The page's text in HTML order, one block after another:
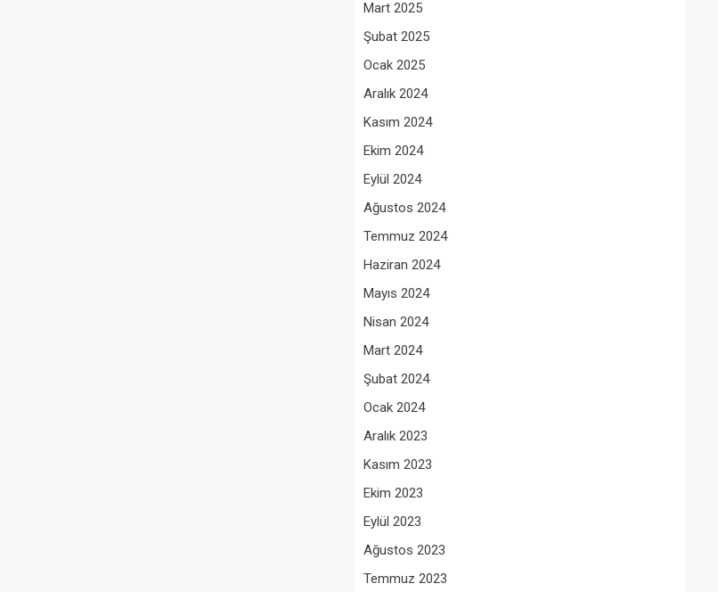
Mart 2025
Şubat 2025
Ocak 2025
Aralık 2024
Kasım 2024
Ekim 2024
Eylül 2024
Ağustos 2024
Temmuz 2024
Haziran 2024
Mayıs 2024
Nisan 2024
Mart 2024
Şubat 2024
Ocak 2024
Aralık 2023
Kasım 2023
Ekim 2023
Eylül 2023
Ağustos 2023
Temmuz 2023